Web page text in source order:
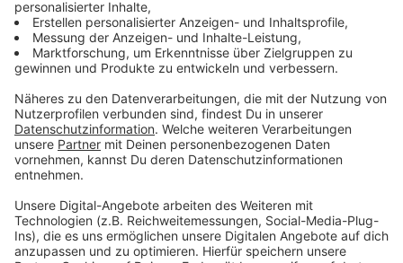
zusammenhält.
6. Schritt: 1-2 Ringe der Zwiebel, 1 getrocknete
Tomate, Sherry Tomate, Salat, Mango, Kräuter
und Parmesan je nach Bedarf nun drauflegen.
7. Schritt: Den Burger mit dem zweiten Brotstück
"schließen" und am besten mit einem kleinen
Holzstäbchen in der Mitte fixieren.
Anzeige
Das Mango Chutney